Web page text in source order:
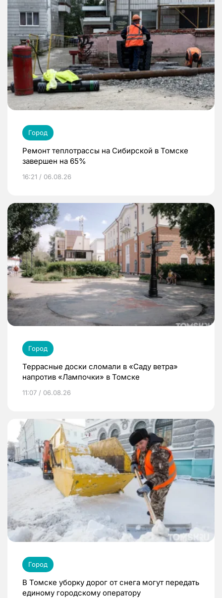
Город
Ремонт теплотрассы на Сибирской в Томске
завершен на 65%
16:21 / 06.08.26
Город
Террасные доски сломали в «Саду ветра»
напротив «Лампочки» в Томске
11:07 / 06.08.26
Город
В Томске уборку дорог от снега могут передать
единому городскому оператору